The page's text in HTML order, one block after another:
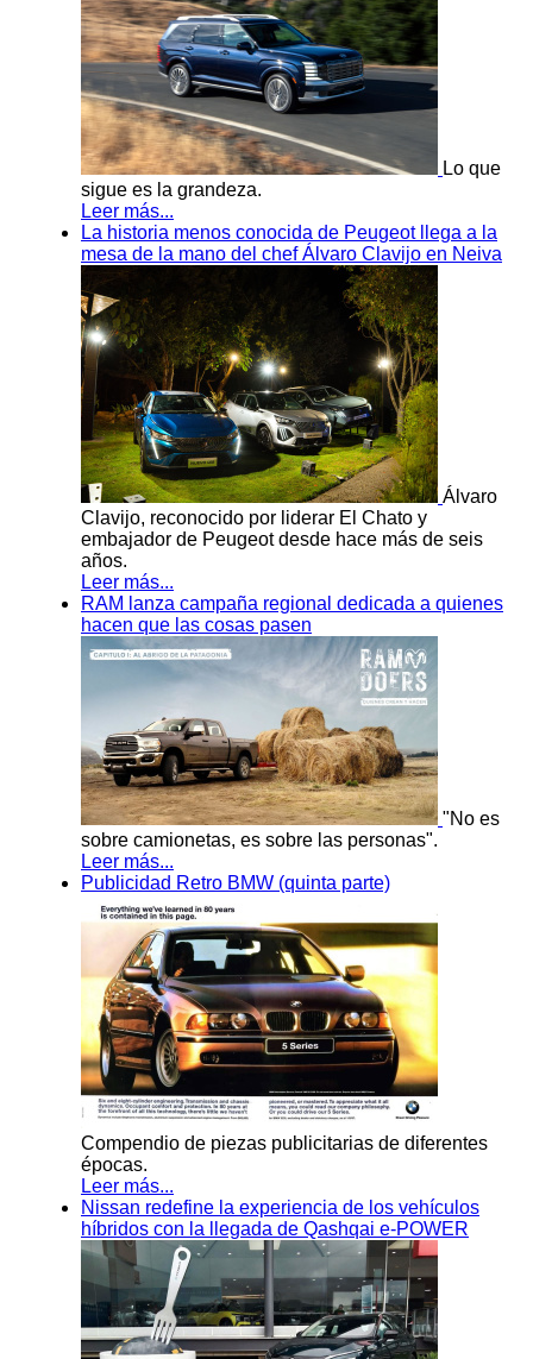
Lo que
sigue es la grandeza.
Leer más...
La historia menos conocida de Peugeot llega a la
mesa de la mano del chef Álvaro Clavijo en Neiva
Álvaro
Clavijo, reconocido por liderar El Chato y
embajador de Peugeot desde hace más de seis
años.
Leer más...
RAM lanza campaña regional dedicada a quienes
hacen que las cosas pasen
"No es
sobre camionetas, es sobre las personas".
Leer más...
Publicidad Retro BMW (quinta parte)
Compendio de piezas publicitarias de diferentes
épocas.
Leer más...
Nissan redefine la experiencia de los vehículos
híbridos con la llegada de Qashqai e-POWER